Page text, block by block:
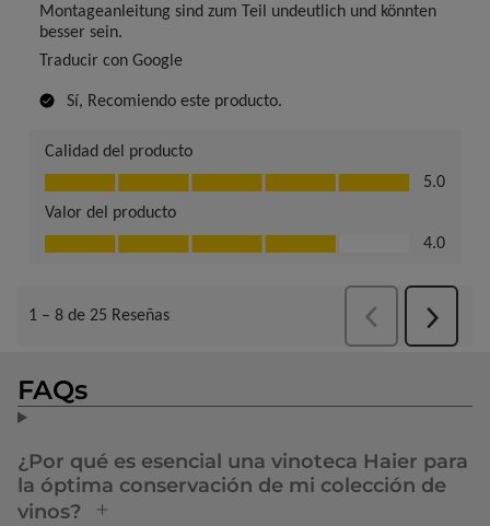
FAQs
¿Por qué es esencial una vinoteca Haier para
la óptima conservación de mi colección de
vinos?